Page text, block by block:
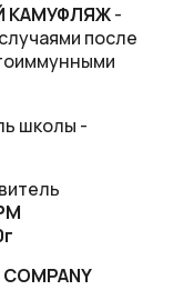
школы -
КАМУФЛЯЖ-
после